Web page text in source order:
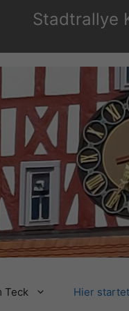
Stadtrallye
Teck Hier